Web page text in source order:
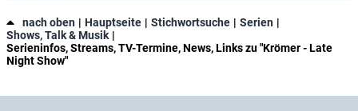
nach oben Hauptseite Stichwortsuche
Serien
Shows, Talk & Musik
Serieninfos, Streams, TV-Termine, News, Links zu "Krömer - Late
Night Show"